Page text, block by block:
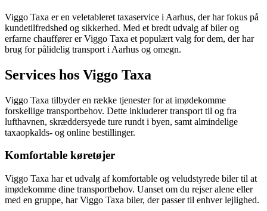
Viggo Taxa er en veletableret taxaservice i Aarhus, der har fokus på
kundetilfredshed og sikkerhed. Med et bredt udvalg af biler og
erfarne chauffører er Viggo Taxa et populært valg for dem, der har
brug for pålidelig transport i Aarhus og omegn.
Services hos Viggo Taxa
Viggo Taxa tilbyder en række tjenester for at imødekomme
forskellige transportbehov. Dette inkluderer transport til og fra
lufthavnen, skræddersyede ture rundt i byen, samt almindelige
taxaopkalds- og online bestillinger.
Komfortable køretøjer
Viggo Taxa har et udvalg af komfortable og veludstyrede biler til at
imødekomme dine transportbehov. Uanset om du rejser alene eller
med en gruppe, har Viggo Taxa biler, der passer til enhver lejlighed.